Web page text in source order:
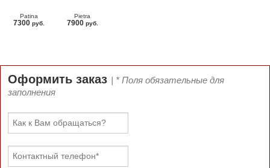
Patina
7300 руб.
Pietra
7900 руб.
Оформить заказ | * Поля обязательные для
заполнения